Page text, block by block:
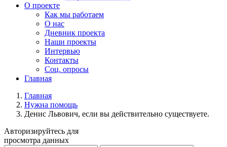
О проекте
Как мы работаем
О нас
Дневник проекта
Наши проекты
Интервью
Контакты
Соц. опросы
Главная
Главная
Нужна помощь
Денис Львович, если вы действительно существуете.
Авторизируйтесь для
просмотра данных